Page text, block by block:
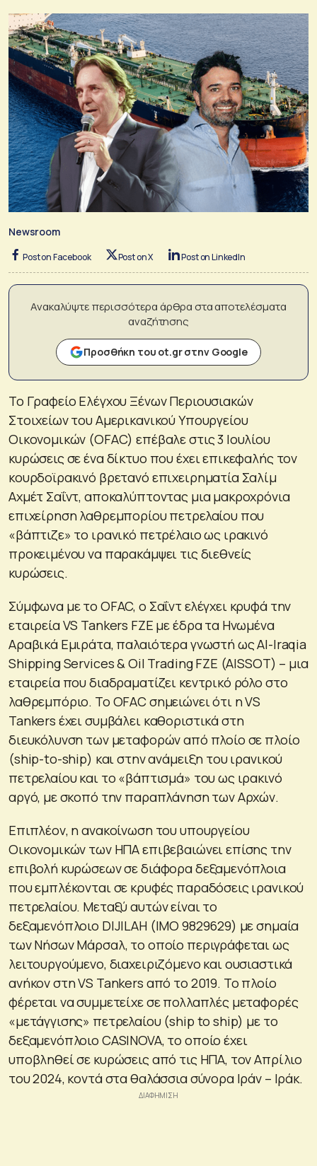
Newsroom
Post on Facebook Post on X Post on LinkedIn
Ανακαλύψτε περισσότερα άρθρα στα αποτελέσματα
αναζήτησης
Προσθήκη του ot.gr στην Google
Το Γραφείο Ελέγχου Ξένων Περιουσιακών
Στοιχείων του Αμερικανικού Υπουργείου
Οικονομικών (OFAC) επέβαλε στις 3 Ιουλίου
κυρώσεις σε ένα δίκτυο που έχει επικεφαλής τον
κουρδοϊρακινό βρετανό επιχειρηματία Σαλίμ
Αχμέτ Σαΐντ, αποκαλύπτοντας μια μακροχρόνια
επιχείρηση λαθρεμπορίου πετρελαίου που
«βάπτιζε» το ιρανικό πετρέλαιο ως ιρακινό
προκειμένου να παρακάμψει τις διεθνείς
κυρώσεις.
Σύμφωνα με το OFAC, ο Σαΐντ ελέγχει κρυφά την
εταιρεία VS Tankers FZE με έδρα τα Ηνωμένα
Αραβικά Εμιράτα, παλαιότερα γνωστή ως Al-Iraqia
Shipping Services & Oil Trading FZE (AISSOT) – μια
εταιρεία που διαδραματίζει κεντρικό ρόλο στο
λαθρεμπόριο. Το OFAC σημειώνει ότι η VS
Tankers έχει συμβάλει καθοριστικά στη
διευκόλυνση των μεταφορών από πλοίο σε πλοίο
(ship-to-ship) και στην ανάμειξη του ιρανικού
πετρελαίου και το «βάπτισμά» του ως ιρακινό
αργό, με σκοπό την παραπλάνηση των Αρχών.
Επιπλέον, η ανακοίνωση του υπουργείου
Οικονομικών των ΗΠΑ επιβεβαιώνει επίσης την
επιβολή κυρώσεων σε διάφορα δεξαμενόπλοια
που εμπλέκονται σε κρυφές παραδόσεις ιρανικού
πετρελαίου. Μεταξύ αυτών είναι το
δεξαμενόπλοιο DIJILAH (IMO 9829629) με σημαία
των Νήσων Μάρσαλ, το οποίο περιγράφεται ως
λειτουργούμενο, διαχειριζόμενο και ουσιαστικά
ανήκον στη VS Tankers από το 2019. Το πλοίο
φέρεται να συμμετείχε σε πολλαπλές μεταφορές
«μετάγγισης» πετρελαίου (ship to ship) με το
δεξαμενόπλοιο CASINOVA, το οποίο έχει
υποβληθεί σε κυρώσεις από τις ΗΠΑ, τον Απρίλιο
του 2024, κοντά στα θαλάσσια σύνορα Ιράν – Ιράκ.